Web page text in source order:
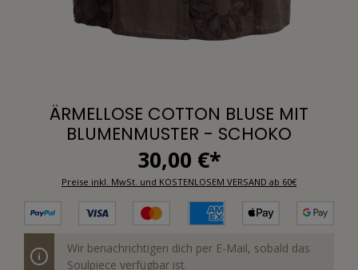
ÄRMELLOSE COTTON BLUSE MIT
BLUMENMUSTER - SCHOKO
30,00 €*
Preise inkl. MwSt. und KOSTENLOSEM VERSAND ab 60€
Wir benachrichtigen dich per E-Mail, sobald das
Soulpiece verfügbar ist.